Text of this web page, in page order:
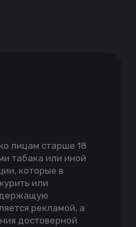
лицам старше 18
табака или иной
которые в
или
рекламой, а
достоверной